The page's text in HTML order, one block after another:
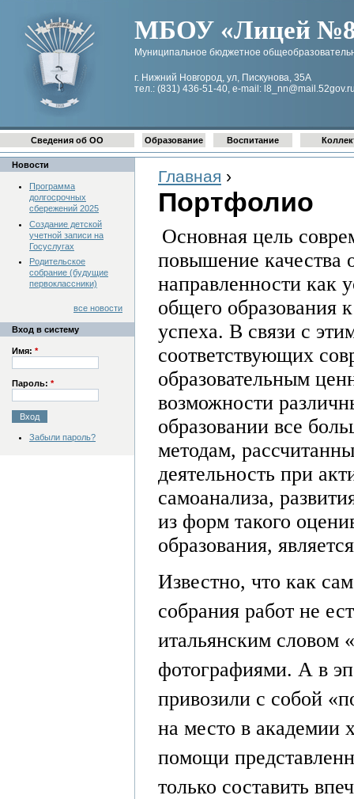
МБОУ «Лицей №8
Муниципальное бюджетное
г. Нижний Новгород, ул, Пискунова, 35А
тел.: (831) 436-51-40, e-mail:
Главная ›
Портфолио
Основная цель
повышение качества
направленности как
общего образования
успеха. В связи с
соответствующих
образовательным
возможности
образовании все
методам,
деятельность при
самоанализа,
из форм такого
образования,
Известно, что как
собрания работ не
итальянским словом
фотографиями. А в
привозили с собой
на место в академии
помощи
только составить
Сведения об ОО Образование Воспитание
Новости
Программа
долгосрочных
сбережений 2025
Создание детской
учетной записи на
Госуслугах
Родительское
собрание (будущие
первоклассники)
все новости
Вход в систему
Имя: *
Пароль: *
Забыли пароль?